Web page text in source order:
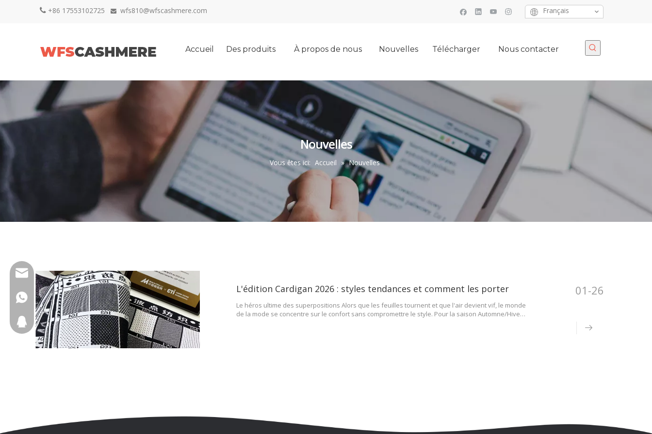
 +86 17553102725  wfs810@wfscashmere.com Français
Accueil Des produits À propos de nous Nouvelles Télécharger Nous contacter
Nouvelles
Vous êtes ici: Accueil » Nouvelles
L'édition Cardigan 2026 : styles tendances et comment les porter
Le héros ultime des superpositions Alors que les feuilles tournent et que l'air devient vif, le monde
de la mode se concentre sur le confort sans compromettre le style. Pour la saison Automne/Hiver
01-26
wfs810@wfscashmere.com
+8617553102725
2917611817